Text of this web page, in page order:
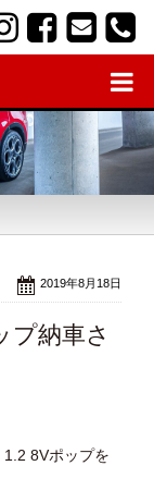
2019年8月18日
プ納車さ
8Vポップを